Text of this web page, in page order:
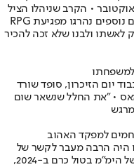
הראשון שהגיעו לקיבוץ בארי ב-7 באוקטובר • הקרב שניהלו הציל
את חייה של משפחת גד, אך אברג'יל ולוחמים נוספים נהרגו מפגיעת RPG
לאשתו ולבנו שלא זכה להכיר
למשפחתו
יום הזיכרון, סופד שורד
• "את החלל שנשאר שום
למפקד האהוב
היה הרבה מעבר לקשר של
מפקד ולוחמים • בעקבות נפילתו בפעולה של הימ"מ בטול כרם ב-2024,